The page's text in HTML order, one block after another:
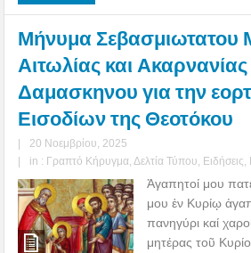
Μήνυμα Σεβασμιωτατου
Αιτωλίας και
Δαμασκηνου για την
Εισοδίων της Θεοτόκου
|
20 Νοεμβρίου, 2025
|
in : Γραπτό Κήρυγμα Δελτία Τύπου Ειδήσεις
Ἀγαπητοί μου
μου ἐν Κυρίῳ
πανηγύρι καί
μητέρας τοῦ